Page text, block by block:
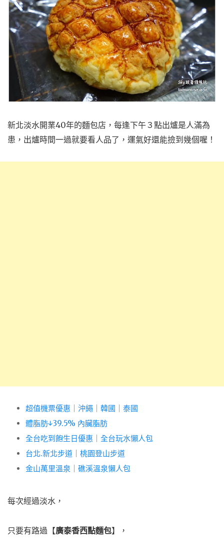
新北淡水開業40年的麵包店，每逢下午３點出爐是人滿為
患，出爐時間一過就要看人品了，運氣好還能撿到幾個喔！
超值機票優惠 沖繩 韓國
泰國
體脂肪↓39.5% 內臟脂肪
全台吃到飽生日優惠
全台玩水懶人包
台北.新北步道
桃園登山步道
金山萬里溫泉
礁溪溫泉懶人包
每次經過淡水，
只要有路過【廣泰香西點麵包】，